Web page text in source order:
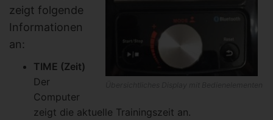
zeigt folgende
Informationen
an:
TIME (Zeit)
Der
Computer
zeigt die aktuelle Trainingszeit an.